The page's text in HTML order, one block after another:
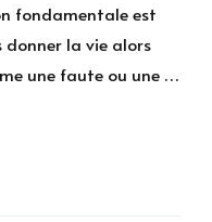
fondamentale est
donner la vie alors
une faute ou une …